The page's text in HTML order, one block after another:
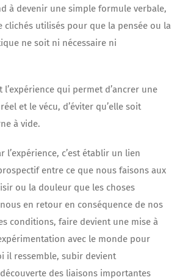
à devenir une simple formule verbale,
clichés utilisés pour que la pensée ou la
ne soit ni nécessaire ni
l’expérience qui permet d’ancrer une
et le vécu, d’éviter qu’elle soit
à vide.
l’expérience, c’est établir un lien
entre ce que nous faisons aux
ou la douleur que les choses
en retour en conséquence de nos
conditions, faire devient une mise à
avec le monde pour
il ressemble, subir devient
des liaisons importantes